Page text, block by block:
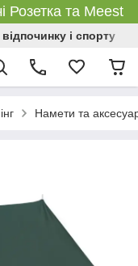
Розетка та Meest
і спорту
Намети та